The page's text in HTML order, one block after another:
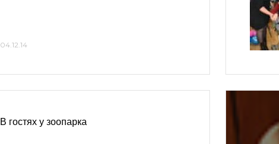
04.12.14
В гостях у зоопарка